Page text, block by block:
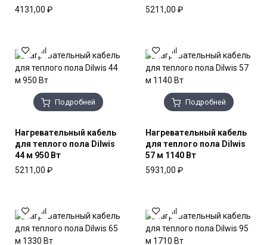
4131,00 ₽
5211,00 ₽
Подробней
Нагревательный кабель
для теплого пола Dilwis
44 м 950 Вт
5211,00 ₽
Подробней
Нагревательный кабель
для теплого пола Dilwis
57 м 1140 Вт
5931,00 ₽